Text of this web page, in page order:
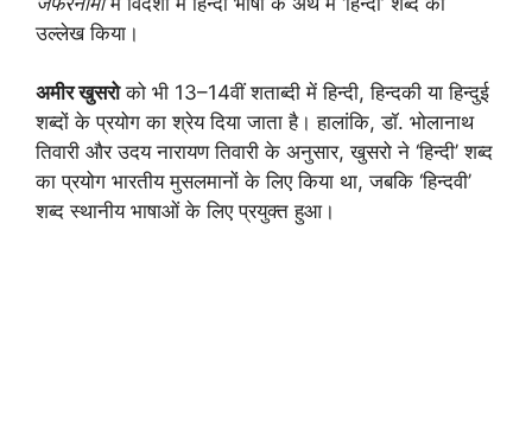
उल्लेख किया।
अमीर खुसरोको भी 13–14वीं शताब्दी में हिन्दी, हिन्दकी या हिन्दुई
शब्दों के प्रयोग का श्रेय दिया जाता है। हालांकि, डॉ. भोलानाथ
तिवारी और उदय नारायण तिवारी के अनुसार, खुसरो ने ‘हिन्दी’ शब्द
का प्रयोग भारतीय मुसलमानों के लिए किया था, जबकि ‘हिन्दवी’
शब्द स्थानीय भाषाओं के लिए प्रयुक्त हुआ।